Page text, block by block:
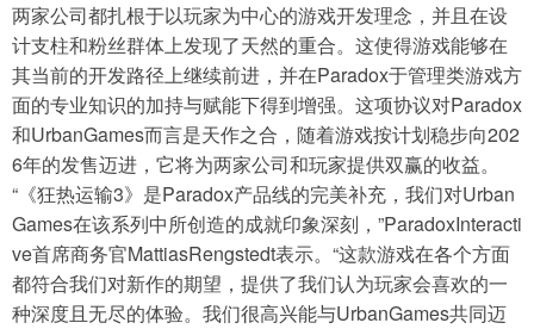
两家公司都扎根于以玩家为中心的游戏开发理念，并且在设
计支柱和粉丝群体上发现了天然的重合。这使得游戏能够在
其当前的开发路径上继续前进，并在Paradox于管理类游戏方
面的专业知识的加持与赋能下得到增强。这项协议对Paradox
和UrbanGames而言是天作之合，随着游戏按计划稳步向202
6年的发售迈进，它将为两家公司和玩家提供双赢的收益。
“《狂热运输3》是Paradox产品线的完美补充，我们对Urban
Games在该系列中所创造的成就印象深刻，”ParadoxInteracti
ve首席商务官MattiasRengstedt表示。“这款游戏在各个方面
都符合我们对新作的期望，提供了我们认为玩家会喜欢的一
种深度且无尽的体验。我们很高兴能与UrbanGames共同迈